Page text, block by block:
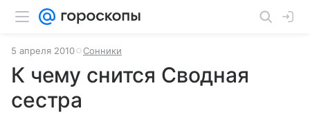
5 апреля 2010 Сонники
К чему снится Сводная
сестра